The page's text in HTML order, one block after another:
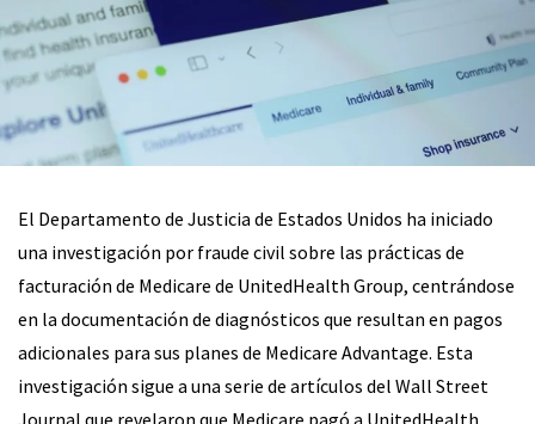
El Departamento de Justicia de Estados Unidos ha iniciado
una investigación por fraude civil sobre las prácticas de
facturación de Medicare de UnitedHealth Group, centrándose
en la documentación de diagnósticos que resultan en pagos
adicionales para sus planes de Medicare Advantage. Esta
investigación sigue a una serie de artículos del Wall Street